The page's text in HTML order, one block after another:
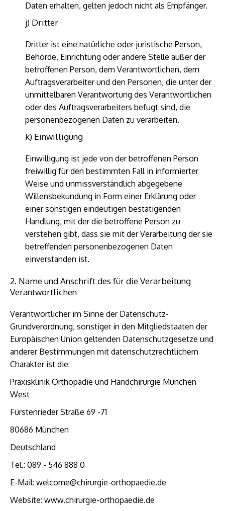
Daten erhalten, gelten jedoch nicht als Empfänger.
j) Dritter
Dritter ist eine natürliche oder juristische Person,
Behörde, Einrichtung oder andere Stelle außer der
betroffenen Person, dem Verantwortlichen, dem
Auftragsverarbeiter und den Personen, die unter der
unmittelbaren Verantwortung des Verantwortlichen
oder des Auftragsverarbeiters befugt sind, die
personenbezogenen Daten zu verarbeiten.
k) Einwilligung
Einwilligung ist jede von der betroffenen Person
freiwillig für den bestimmten Fall in informierter
Weise und unmissverständlich abgegebene
Willensbekundung in Form einer Erklärung oder
einer sonstigen eindeutigen bestätigenden
Handlung, mit der die betroffene Person zu
verstehen gibt, dass sie mit der Verarbeitung der sie
betreffenden personenbezogenen Daten
einverstanden ist.
2. Name und Anschrift des für die Verarbeitung
Verantwortlichen
Verantwortlicher im Sinne der Datenschutz-
Grundverordnung, sonstiger in den Mitgliedstaaten der
Europäischen Union geltenden Datenschutzgesetze und
anderer Bestimmungen mit datenschutzrechtlichem
Charakter ist die:
Praxisklinik Orthopädie und Handchirurgie München
West
Fürstenrieder Straße 69 -71
80686 München
Deutschland
Tel.: 089 - 546 888 0
E-Mail: welcome@chirurgie-orthopaedie.de
Website: www.chirurgie-orthopaedie.de